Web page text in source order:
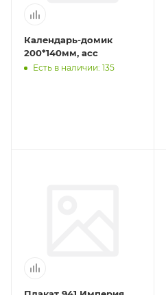
Календарь-домик
200*140мм, асс
Есть в наличии: 135